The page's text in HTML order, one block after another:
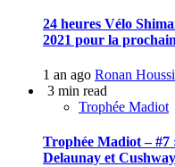
24 heures Vélo
2021 pour la
1 an ago Ronan
3 min read
Trophée Madiot
Trophée Madiot –
Delaunay et Cushway